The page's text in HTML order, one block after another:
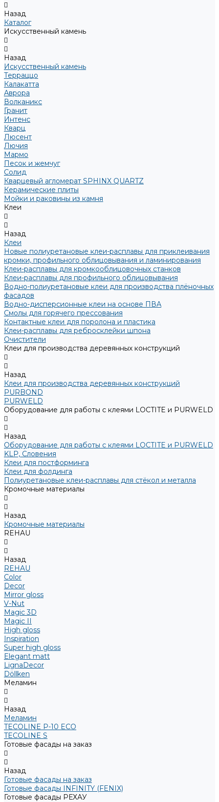
Назад
Каталог
Искусственный камень
Назад
Искусственный камень
Терраццо
Калакатта
Аврора
Волканикс
Гранит
Интенс
Кварц
Люсент
Лючия
Мармо
Песок и жемчуг
Солид
Кварцевый агломерат SPHINX QUARTZ
Керамические плиты
Мойки и раковины из камня
Клеи
Назад
Клеи
Новые полиуретановые клеи-расплавы для приклеивания
кромки, профильного облицовывания и ламинирования
Клеи-расплавы для кромкооблицовочных станков
Клеи-расплавы для профильного облицовывания
Водно-полиуретановые клеи для производства плёночных
фасадов
Водно-дисперсионные клеи на основе ПВА
Смолы для горячего прессования
Контактные клеи для поролона и пластика
Клеи-расплавы для ребросклейки шпона
Очистители
Клеи для производства деревянных конструкций
Назад
Клеи для производства деревянных конструкций
PURBOND
PURWELD
Оборудование для работы с клеями LOCTITE и PURWELD
Назад
Оборудование для работы с клеями LOCTITE и PURWELD
KLP, Словения
Клеи для постформинга
Клеи для фолдинга
Полиуретановые клеи-расплавы для стёкол и металла
Кромочные материалы
Назад
Кромочные материалы
REHAU
Назад
REHAU
Color
Decor
Mirror gloss
V-Nut
Magic 3D
Magic II
High gloss
Inspiration
Super high gloss
Elegant matt
LignaDecor
Döllken
Меламин
Назад
Меламин
TECOLINE P-10 ECO
TECOLINE S
Готовые фасады на заказ
Назад
Готовые фасады на заказ
Готовые фасады INFINITY (FENIX)
Готовые фасады РЕХАУ